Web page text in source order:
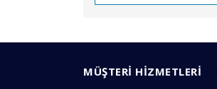
MÜŞTERİ HİZMETLERİ